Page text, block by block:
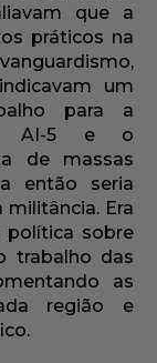
que a
práticos na
um
para a
o AI-5 e o
de massas
então seria
Era
política sobre
trabalho das
as
região e